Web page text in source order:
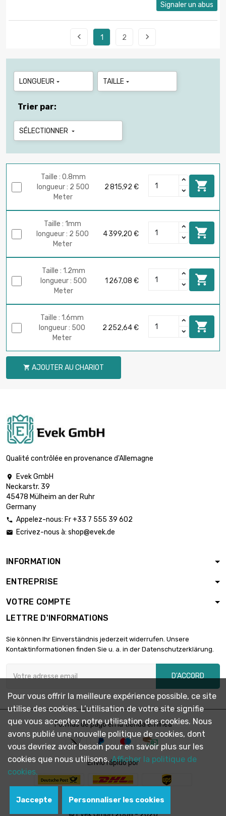
Signaler un abus
 1 2 
LONGUEUR  TAILLE 
Trier par:
SÉLECTIONNER 
Taille : 0.8mm
longueur : 2 500
Meter
2 815,92 € 
Taille : 1mm
longueur : 2 500
Meter
4 399,20 € 
Taille : 1.2mm
longueur : 500
Meter
1 267,08 € 
Taille : 1.6mm
longueur : 500
Meter
2 252,64 € 
 AJOUTER AU CHARIOT
Qualité contrôlée en provenance d'Allemagne

Evek GmbH
Neckarstr. 39
45478 Mülheim an der Ruhr
Germany
 Appelez-nous: Fr +33 7 555 39 602
 Ecrivez-nous à: shop@evek.de
INFORMATION
ENTREPRISE
VOTRE COMPTE
LETTRE D'INFORMATIONS
Sie können Ihr Einverständnis jederzeit widerrufen. Unsere
Kontaktinformationen finden Sie u. a. in der Datenschutzerklärung.
D'ACCORD
Formas de pago en la tienda en línea
Envío rápido por
© Evek GmbH 2008 - 2026
Pour vous offrir la meilleure expérience possible, ce site
utilise des cookies. L’utilisation de votre site signifie
que vous acceptez notre utilisation des cookies. Nous
avons publié une nouvelle politique de cookies, dont
vous devriez avoir besoin pour en savoir plus sur les
cookies que nous utilisons.Afficher la politique de
cookies.
Jaccepte Personnaliser les cookies